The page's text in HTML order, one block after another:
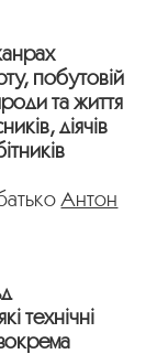
побутовій
та життя
діячів
Антон
технічні